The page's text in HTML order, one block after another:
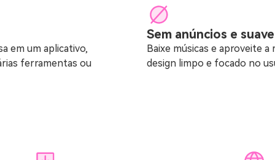
ferramentas ou
Sem anúncios e suave
Baixe músicas e aproveite
design limpo e focado no